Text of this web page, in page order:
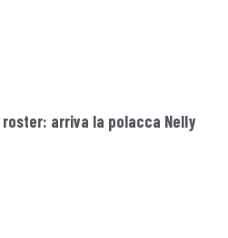
roster: arriva la polacca Nelly